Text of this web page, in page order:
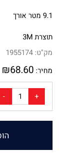
9.1 מטר אורך
תוצרת 3M
מק"ט: 1955174
מחיר:
₪68.60